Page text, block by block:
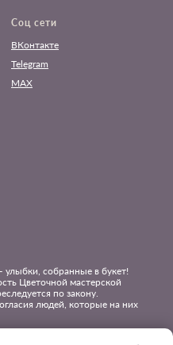
Соц сети
ВКонтакте
Telegram
MAX
собранные в букет!
Цветочной мастерской
по закону.
людей, которые на них